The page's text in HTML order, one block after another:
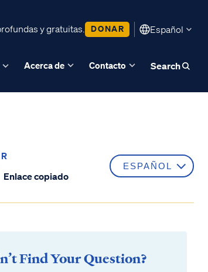
y gratuitas. DONAR Español
Acerca de Contacto Search
Enlace copiado
Find Your Question?